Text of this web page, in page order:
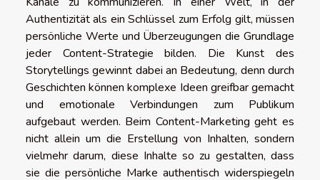
Authentizität als ein Schlüssel zum Erfolg gilt, müssen
persönliche Werte und Überzeugungen die Grundlage
jeder Content-Strategie bilden. Die Kunst des
Storytellings gewinnt dabei an Bedeutung, denn durch
Geschichten können komplexe Ideen greifbar gemacht
und emotionale Verbindungen zum Publikum
aufgebaut werden. Beim Content-Marketing geht es
nicht allein um die Erstellung von Inhalten, sondern
vielmehr darum, diese Inhalte so zu gestalten, dass
sie die persönliche Marke authentisch widerspiegeln